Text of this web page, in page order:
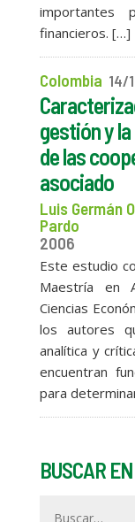
importantes
financieros. […]
Colombia 14/
gestión y
de las
asociado
Luis Germán
Pardo
2006
Este estudio
Maestría en
Ciencias
los autores
analítica y
encuentran
para
BUSCAR EN